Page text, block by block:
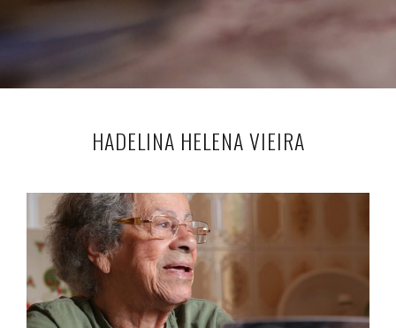
HADELINA HELENA VIEIRA